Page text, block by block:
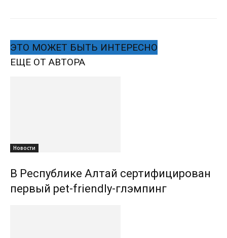
ЭТО МОЖЕТ БЫТЬ ИНТЕРЕСНО
ЕЩЕ ОТ АВТОРА
Новости
В Республике Алтай сертифицирован
первый pet-friendly-глэмпинг